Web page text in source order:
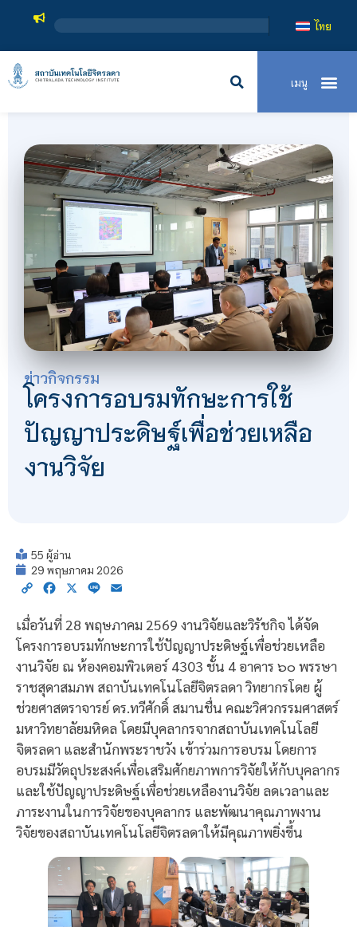
สถาบันเทคโนโ
ไทย
ข่าวกิจกรรม
โครงการอบรมทักษะการใช้
ปัญญาประดิษฐ์เพื่อช่วยเหลือ
งานวิจัย
55 ผู้อ่าน
29 พฤษภาคม 2026
Copy Facebook
X Line
เมื่อวันที่ 28 พฤษภาคม 2569 งานวิจัยและวิรัชกิจ ได้จัด
โครงการอบรมทักษะการใช้ปัญญาประดิษฐ์เพื่อช่วยเหลือ
งานวิจัย ณ ห้องคอมพิวเตอร์ 4303 ชั้น 4 อาคาร ๖๐ พรรษา
ราชสุดาสมภพ สถาบันเทคโนโลยีจิตรลดา วิทยากรโดย ผู้
ช่วยศาสตราจารย์ ดร.ทวีศักดิ์ สมานชื่น คณะวิศวกรรมศาสตร์
มหาวิทยาลัยมหิดล โดยมีบุคลากรจากสถาบันเทคโนโลยี
จิตรลดา และสำนักพระราชวัง เข้าร่วมการอบรม โดยการ
อบรมมีวัตถุประสงค์เพื่อเสริมศักยภาพการวิจัยให้กับบุคลากร
และใช้ปัญญาประดิษฐ์เพื่อช่วยเหลืองานวิจัย ลดเวลาและ
ภาระงานในการวิจัยของบุคลากร และพัฒนาคุณภาพงาน
วิจัยของสถาบันเทคโนโลยีจิตรลดาให้มีคุณภาพยิ่งขึ้น